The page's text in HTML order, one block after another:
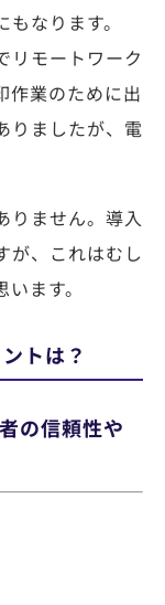
なります。
リモートワーク
作業のために出
りましたが、電
りません。導入
が、これはむし
ます。
トは？
の信頼性や